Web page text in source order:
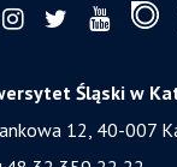
Śląski w
12, 40-007